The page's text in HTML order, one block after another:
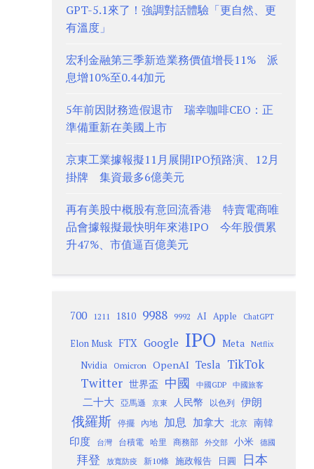
GPT-5.1來了！強調對話體驗「更自然、更
有溫度」
宏利金融第三季新造業務價值增長11% 派
息增10%至0.44加元
5年前因財務造假退市 瑞幸咖啡CEO：正
準備重新在美國上市
京東工業據報擬11月展開IPO預路演、12月
掛牌 集資最多6億美元
再有美股中概股有意回流香港 特賣電商唯
品會據報擬最快明年來港IPO 今年股價累
升47%、市值逼百億美元
700 1211 1810 9988 9992 AI Apple ChatGPT
Elon Musk FTX Google IPO Meta Netflix
Nvidia Omicron OpenAI Tesla TikTok
Twitter 世界盃 中國 中國GDP 中國旅客
二十大 亞馬遜 京東 人民幣 以色列 伊朗
俄羅斯 停擺 內地 加息 加拿大 北京
南韓
印度
台灣 台積電 哈里 商務部 外交部 小米 德國
拜登 放寬防疫 新10條 施政報告 日圓 日本